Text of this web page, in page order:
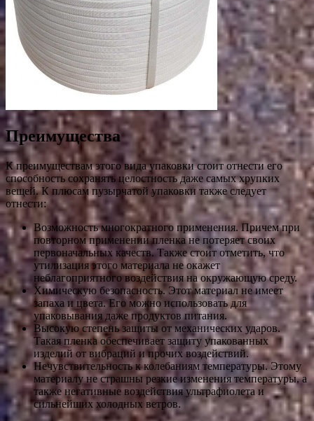
Преимущества
К преимуществам этого вида упаковки стоит отнести его
способность сохранять целостность даже самых хрупких
вещей. К плюсам пузырчатой упаковки также следует
отнести:
Возможность многократного применения. Причем при
повторном применении пленка не потеряет своих
первоначальных качеств. Также стоит отметить, что
утилизация этого материала не окажет
неблагоприятного воздействия на окружающую среду.
Химическую безопасность. Этот материал не имеет
запаха и цвета. Его можно использовать для
упаковывания даже продуктов питания.
Высокую степень защиты от механических ударов.
Такая пленка обеспечивает защиту упакованных
изделий от вибраций и прочих воздействий.
Нечувствительность к колебаниям температуры. Этому
материалу не страшны резкие изменения температуры, а
также негативные воздействия ультрафиолета и
сильнейших холодных ветров.